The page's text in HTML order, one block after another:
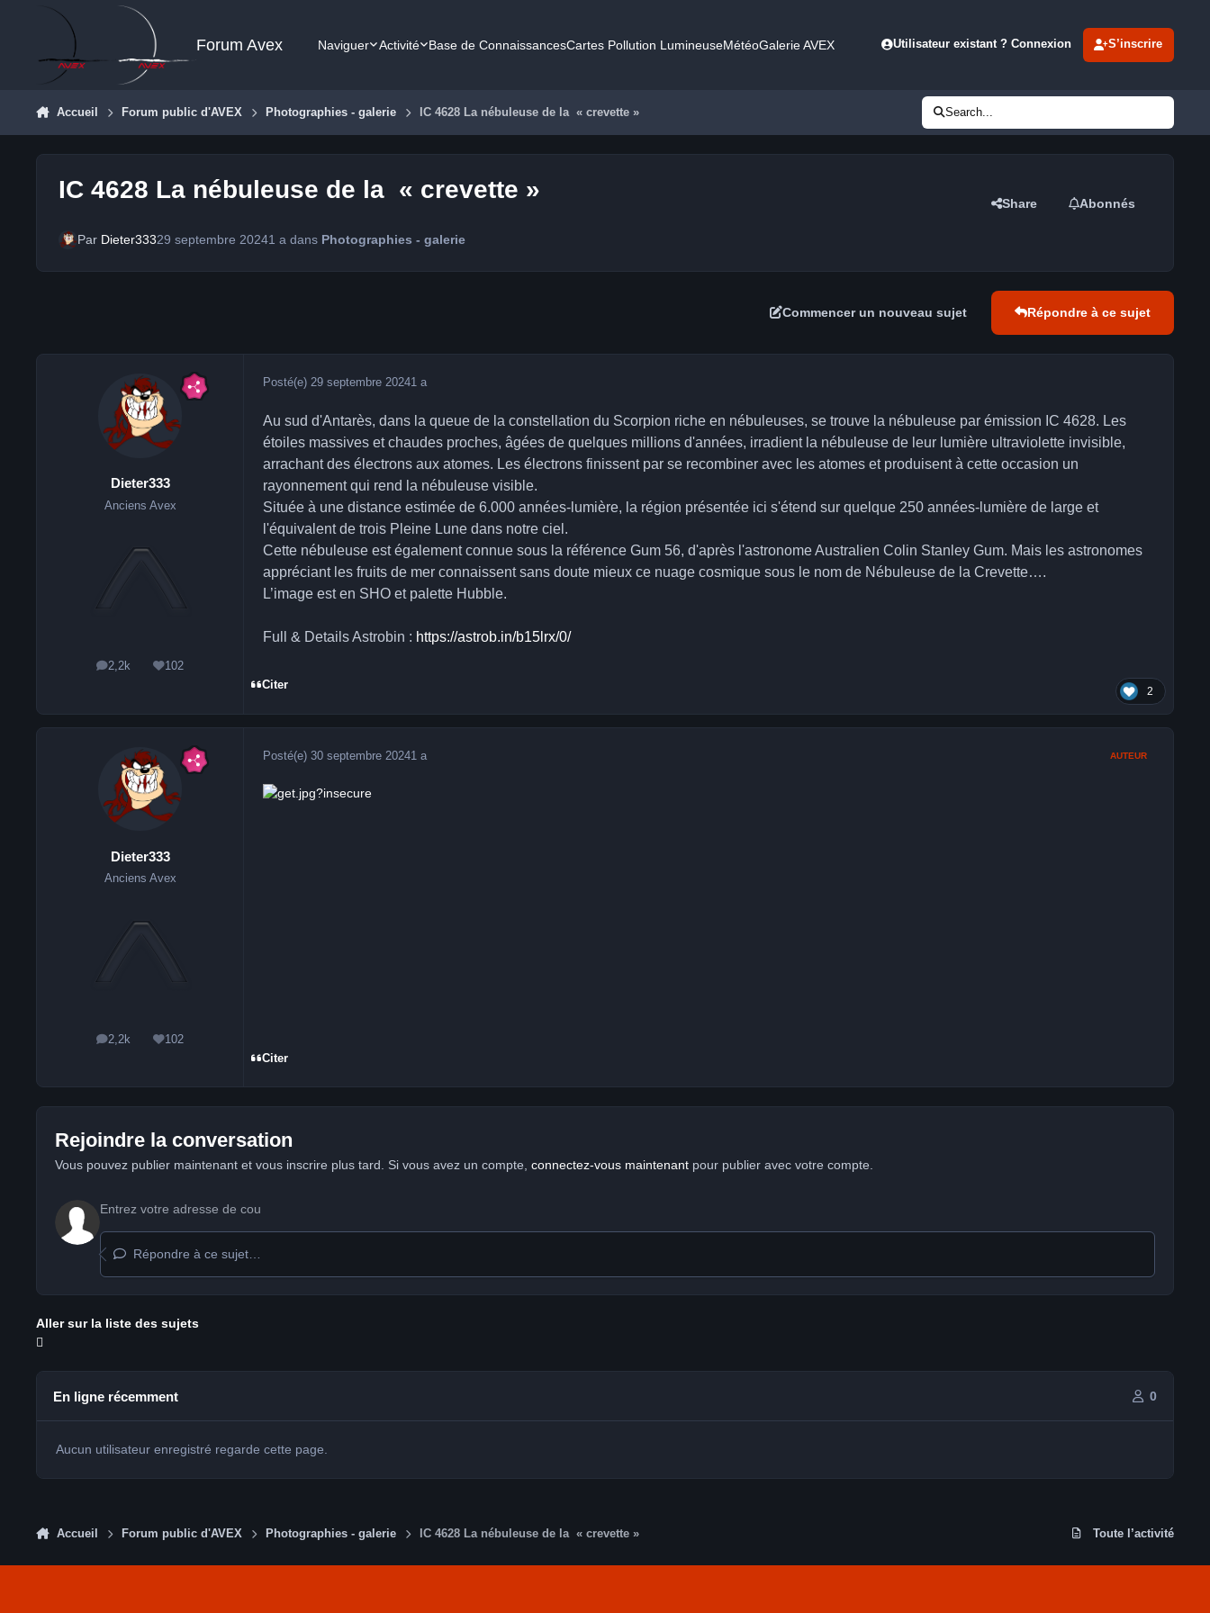
Aller au contenu
Forum Avex Naviguer Activité Base de ConnaissancesCartes Pollution LumineuseMétéoGalerie AVEX Utilisateur existant ? Connexion S’inscrire
Accueil Forum public d'AVEX Photographies - galerie IC 4628 La nébuleuse de la « crevette » Search...
IC 4628 La nébuleuse de la « crevette » Share Abonnés
Par Dieter33329 septembre 20241 adans Photographies - galerie
Commencer un nouveau sujet Répondre à ce sujet
Dieter333
Anciens Avex
2,2k
messages102
Réputation
Posté(e) 29 septembre 20241 a
Au sud d'Antarès, dans la queue de la constellation du Scorpion riche en nébuleuses, se trouve la nébuleuse par émission IC 4628. Les
étoiles massives et chaudes proches, âgées de quelques millions d'années, irradient la nébuleuse de leur lumière ultraviolette invisible,
arrachant des électrons aux atomes. Les électrons finissent par se recombiner avec les atomes et produisent à cette occasion un
rayonnement qui rend la nébuleuse visible.
Située à une distance estimée de 6.000 années-lumière, la région présentée ici s'étend sur quelque 250 années-lumière de large et
l'équivalent de trois Pleine Lune dans notre ciel.
Cette nébuleuse est également connue sous la référence Gum 56, d'après l'astronome Australien Colin Stanley Gum. Mais les astronomes
appréciant les fruits de mer connaissent sans doute mieux ce nuage cosmique sous le nom de Nébuleuse de la Crevette….
L’image est en SHO et palette Hubble.
Full & Details Astrobin : https://astrob.in/b15lrx/0/
Citer 2
Dieter333
Anciens Avex
2,2k
messages102
Réputation
Posté(e) 30 septembre 20241 a AUTEUR
Citer
Rejoindre la conversation
Vous pouvez publier maintenant et vous inscrire plus tard. Si vous avez un compte, connectez-vous maintenantpour publier avec votre compte.
Répondre à ce sujet…
Aller sur la liste des sujets
En ligne récemment 0
Aucun utilisateur enregistré regarde cette page.
Accueil Forum public d'AVEX Photographies - galerie IC 4628 La nébuleuse de la « crevette » Toute l’activité